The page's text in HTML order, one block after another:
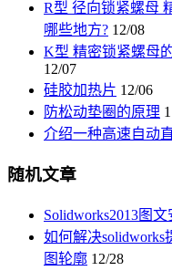
R型 径向锁紧螺母
哪些地方? 12/08
K型 精密锁紧螺母
12/07
硅胶加热片 12/06
防松动垫圈的原理
介绍一种高速自动
随机文章
Solidworks2013图
如何解决
图轮廓 12/28